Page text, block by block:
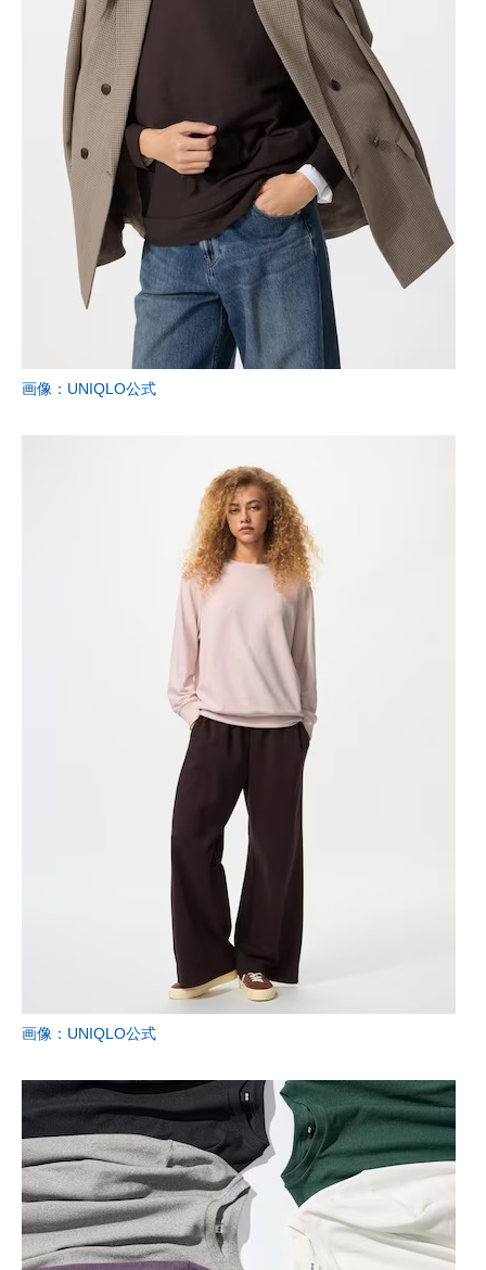
企業ITのトレンドを詳説
経営リーダーのコミュニティ
マーケ×ITの今がよく分かる
ITエンジニア向け専門サイト
企業向けIT製品の総合サイト
IT製品の技術・比較・事例
製造業のIT導入・活用を支援
モノづくり技術者専門サイト
エレクトロニクス専門サイト
建設×テクノロジーの最前線
ちょっと気になるネットの話題
画像：UNIQLO公式
画像：UNIQLO公式